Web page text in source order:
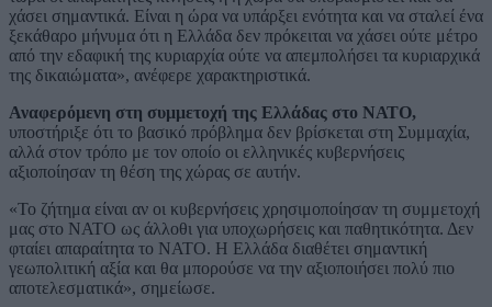
χάσει σημαντικά. Είναι η ώρα να υπάρξει ενότητα και να σταλεί ένα
ξεκάθαρο μήνυμα ότι η Ελλάδα δεν πρόκειται να χάσει ούτε μέτρο
από την εδαφική της κυριαρχία ούτε να απεμπολήσει τα κυριαρχικά
της δικαιώματα», ανέφερε χαρακτηριστικά.
Αναφερόμενη στη συμμετοχή της Ελλάδας στο ΝΑΤΟ,
υποστήριξε ότι το βασικό πρόβλημα δεν βρίσκεται στη Συμμαχία,
αλλά στον τρόπο με τον οποίο οι ελληνικές κυβερνήσεις
αξιοποίησαν τη θέση της χώρας σε αυτήν.
«Το ζήτημα είναι αν οι κυβερνήσεις χρησιμοποίησαν τη συμμετοχή
μας στο ΝΑΤΟ ως άλλοθι για υποχωρήσεις και παθητικότητα. Δεν
φταίει απαραίτητα το ΝΑΤΟ. Η Ελλάδα διαθέτει σημαντική
γεωπολιτική αξία και θα μπορούσε να την αξιοποιήσει πολύ πιο
αποτελεσματικά», σημείωσε.